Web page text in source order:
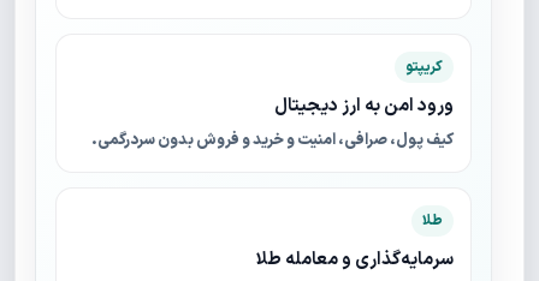
کریپتو
ورود امن به ارز دیجیتال
کیف پول، صرافی، امنیت و خرید و فروش بدون سردرگمی.
طلا
سرمایه‌گذاری و معامله طلا